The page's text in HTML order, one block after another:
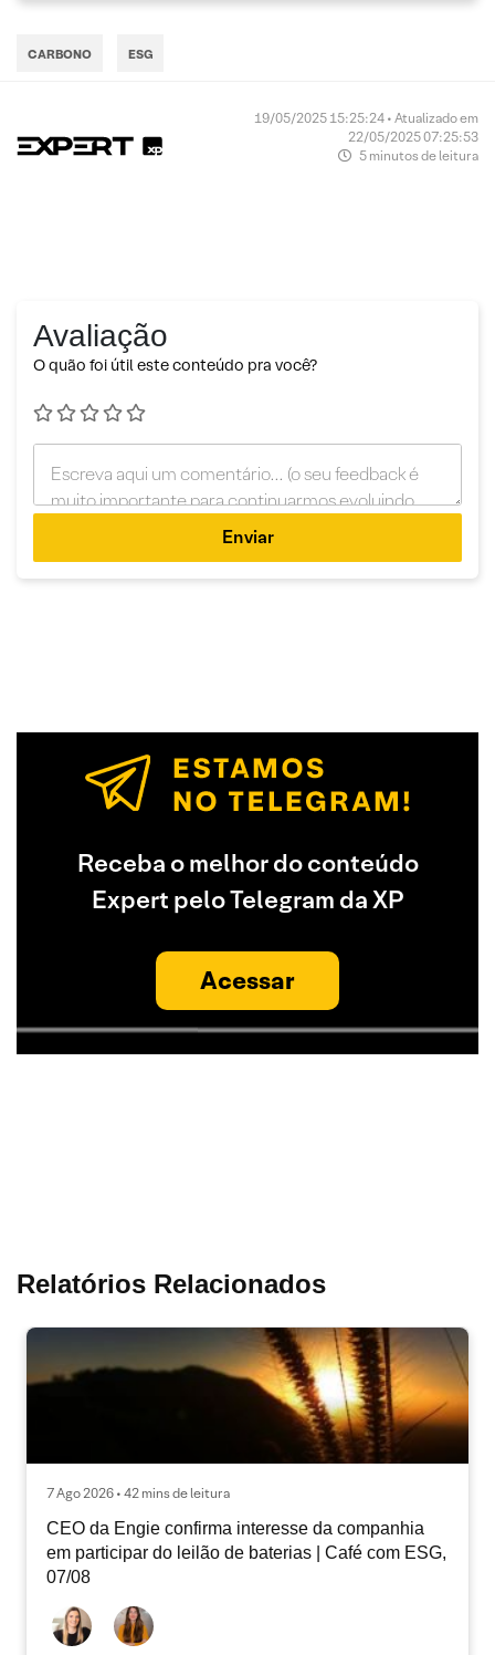
CARBONO ESG
19/05/2025 15:25:24 • Atualizado em
22/05/2025 07:25:53
5 minutos de leitura
Avaliação
O quão foi útil este conteúdo pra você?
Enviar
Receba o melhor do conteúdo
Expert pelo Telegram da XP
Acessar
Relatórios Relacionados
7 Ago 2026 • 42 mins de leitura
CEO da Engie confirma interesse da companhia
em participar do leilão de baterias | Café com ESG,
07/08